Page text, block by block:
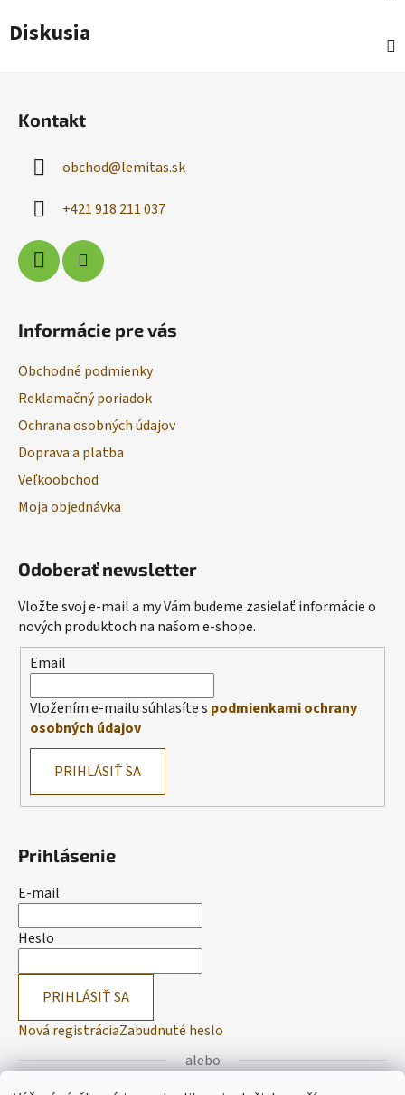
Diskusia
Kontakt
obchod@lemitas.sk
+421 918 211 037
Informácie pre vás
Obchodné podmienky
Reklamačný poriadok
Ochrana osobných údajov
Doprava a platba
Veľkoobchod
Moja objednávka
Odoberať newsletter
Vložte svoj e-mail a my Vám budeme zasielať informácie o
nových produktoch na našom e-shope.
Email
Vložením e-mailu súhlasíte s podmienkami ochrany
osobných údajov
PRIHLÁSIŤ SA
Prihlásenie
E-mail
Heslo
PRIHLÁSIŤ SA
Nová registráciaZabudnuté heslo
alebo